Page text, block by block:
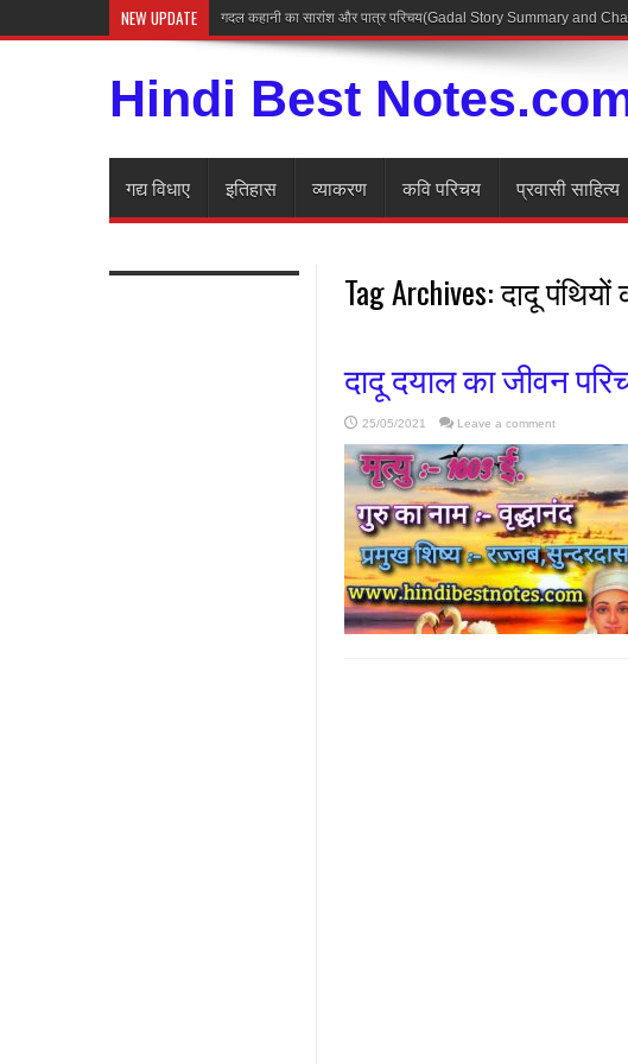
NEW UPDATE
Hindi Best
गद्य विधाए इतिहास व्याकरण कवि परिचय प्रवासी साहित्य
Tag Archives:दादू पंथियों
दादू दयाल का जीवन
25/05/2021 Leave a comment